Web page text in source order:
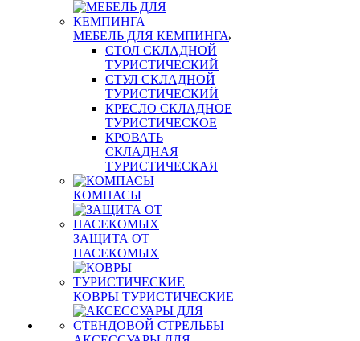
МЕБЕЛЬ ДЛЯ КЕМПИНГА
СТОЛ СКЛАДНОЙ
ТУРИСТИЧЕСКИЙ
СТУЛ СКЛАДНОЙ
ТУРИСТИЧЕСКИЙ
КРЕСЛО СКЛАДНОЕ
ТУРИСТИЧЕСКОЕ
КРОВАТЬ
СКЛАДНАЯ
ТУРИСТИЧЕСКАЯ
КОМПАСЫ
ЗАЩИТА ОТ
НАСЕКОМЫХ
КОВРЫ ТУРИСТИЧЕСКИЕ